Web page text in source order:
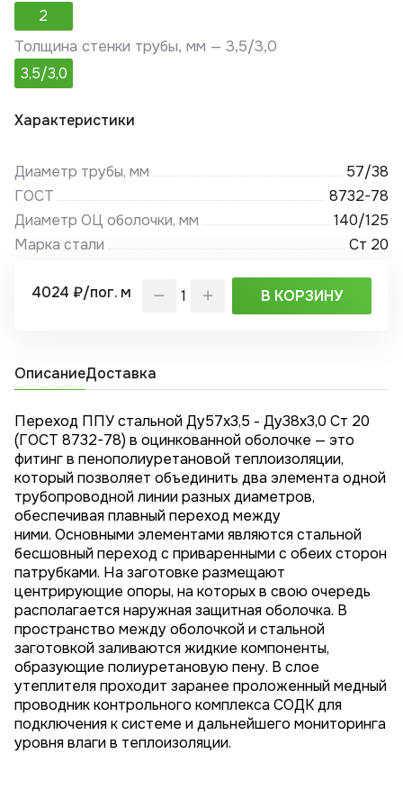
2
Толщина стенки трубы, мм —3,5/3,0
3,5/3,0
Характеристики
Диаметр трубы, мм
57/38
ГОСТ
8732-78
Диаметр ОЦ оболочки, мм
140/125
Марка стали
Ст 20
4024 ₽/пог. м В КОРЗИНУ
ОписаниеДоставка
Переход ППУ стальной Ду57x3,5 - Ду38x3,0 Ст 20
(ГОСТ 8732-78) в оцинкованной оболочке — это
фитинг в пенополиуретановой теплоизоляции,
который позволяет объединить два элемента одной
трубопроводной линии разных диаметров,
обеспечивая плавный переход между
ними. Основными элементами являются стальной
бесшовный переход с приваренными с обеих сторон
патрубками. На заготовке размещают
центрирующие опоры, на которых в свою очередь
располагается наружная защитная оболочка. В
пространство между оболочкой и стальной
заготовкой заливаются жидкие компоненты,
образующие полиуретановую пену. В слое
утеплителя проходит заранее проложенный медный
проводник контрольного комплекса СОДК для
подключения к системе и дальнейшего мониторинга
уровня влаги в теплоизоляции.